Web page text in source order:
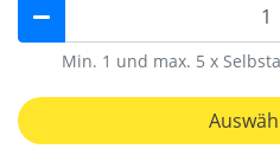
Min. 1 und max. 5 x